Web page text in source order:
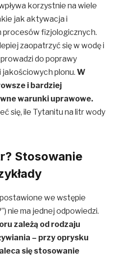
korzystnie na wiele
jak aktywacja i
procesów fizjologicznych.
zaopatrzyć się w wodę i
do poprawy
plonu. W
i bardziej
warunki uprawowe.
się, ile Tytanitu na litr wody
Stosowanie
we wstępie
nie ma jednej odpowiedzi.
zależą od rodzaju
– przy oprysku
się stosowanie